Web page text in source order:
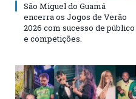
São Miguel do Guamá
encerra os Jogos de Verão
2026 com sucesso de público
e competições.